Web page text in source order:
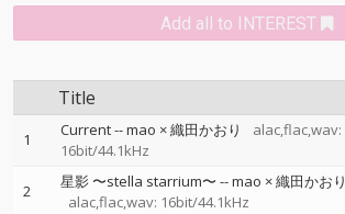
Add all to INTEREST
Title
1 Current--mao × 織田かおり
alac,flac,wav:
16bit/44.1kHz
2 星影 〜stella starrium〜 --mao × 織田かおり
alac,flac,wav: 16bit/44.1kHz